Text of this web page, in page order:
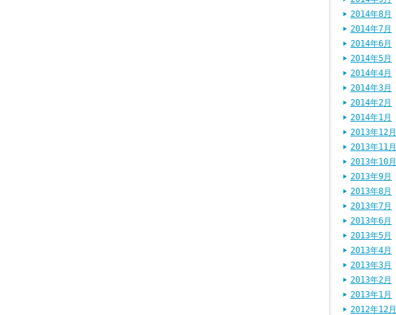
2014年8月
2014年7月
2014年6月
2014年5月
2014年4月
2014年3月
2014年2月
2014年1月
2013年12月
2013年11月
2013年10月
2013年9月
2013年8月
2013年7月
2013年6月
2013年5月
2013年4月
2013年3月
2013年2月
2013年1月
2012年12月